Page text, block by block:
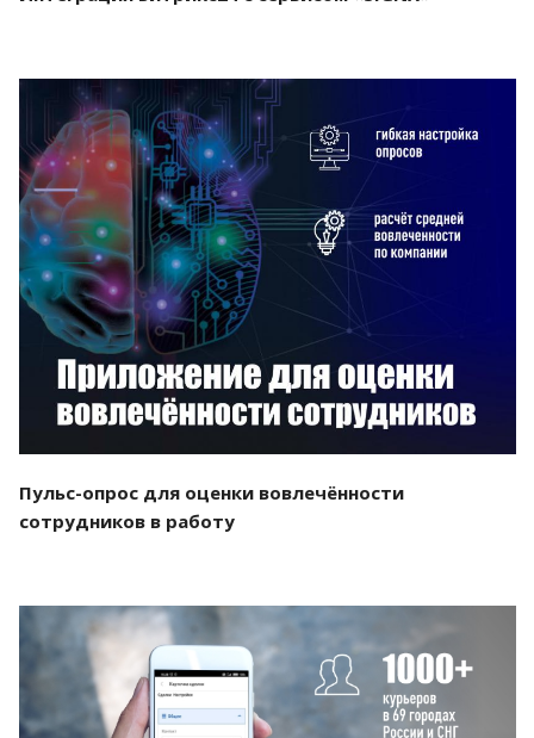
Смотреть проект
Пульс-опрос для оценки вовлечённости
сотрудников в работу